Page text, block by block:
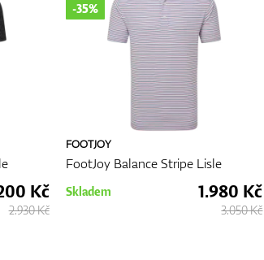
Kč
2.930 Kč
FOOTJOY
FootJoy Balance Stripe Lisle
-35%
Skladem 1.980 Kč
3.050 Kč